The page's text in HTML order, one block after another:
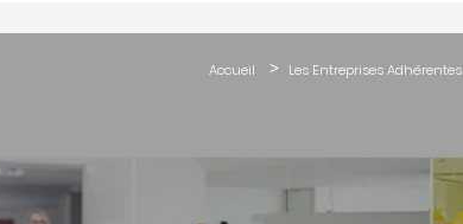
Accueil Les Entreprises Adhérentes